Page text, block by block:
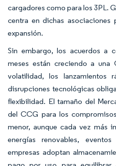
cargadores como para los 3PL.
centra en dichas asociaciones
expansión.
Sin embargo, los acuerdos a
meses están creciendo a una
volatilidad, los lanzamientos
disrupciones tecnológicas
flexibilidad. El tamaño del
del CCG para los
menor, aunque cada vez más
energías renovables,
empresas adoptan